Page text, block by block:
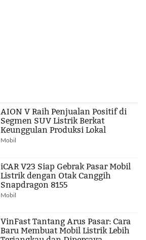
AION V Raih Penjualan Positif di
Segmen SUV Listrik Berkat
Keunggulan Produksi Lokal
Mobil
iCAR V23 Siap Gebrak Pasar Mobil
Listrik dengan Otak Canggih
Snapdragon 8155
Mobil
VinFast Tantang Arus Pasar: Cara
Baru Membuat Mobil Listrik Lebih